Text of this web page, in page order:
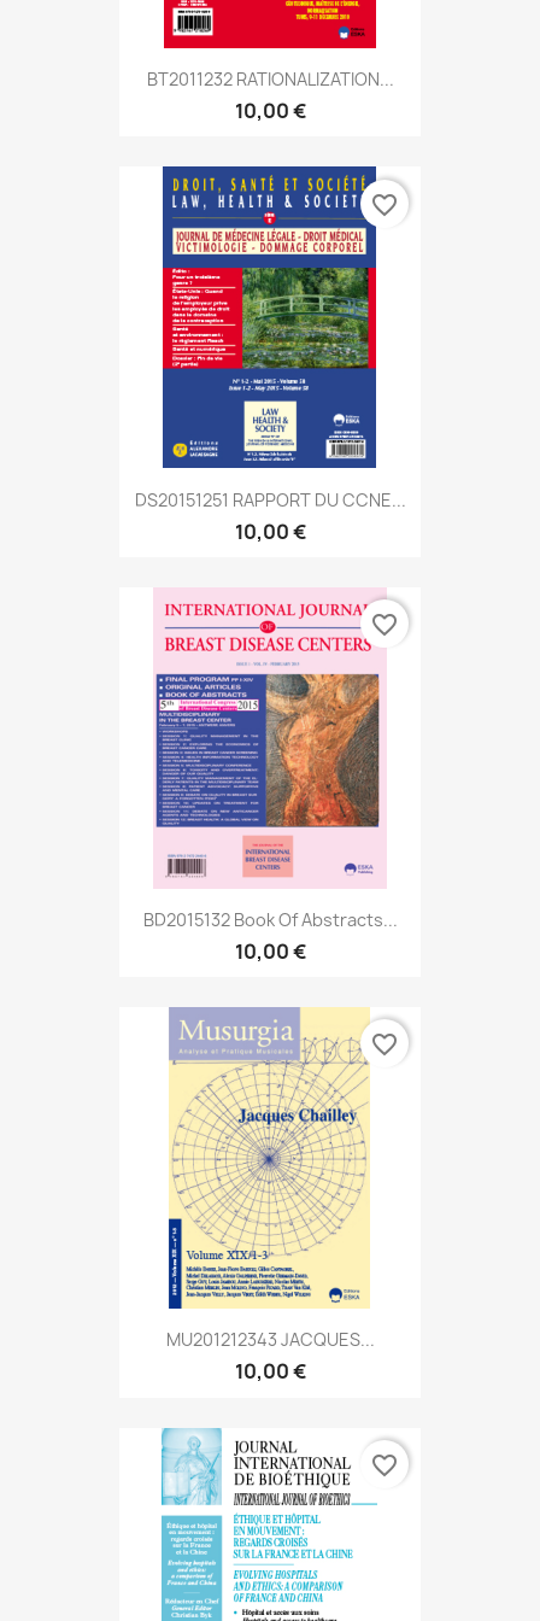
BT2011232 RATIONALIZATION...
10,00 €
DS20151251 RAPPORT DU CCNE...
10,00 €
favorite_border
BD2015132 Book Of Abstracts...
10,00 €
favorite_border
MU201212343 JACQUES...
10,00 €
favorite_border
favorite_border